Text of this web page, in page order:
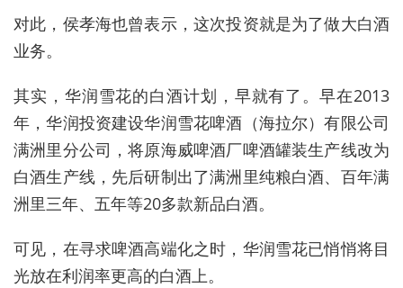
对此，侯孝海也曾表示，这次投资就是为了做大白酒
业务。
其实，华润雪花的白酒计划，早就有了。早在2013
年，华润投资建设华润雪花啤酒（海拉尔）有限公司
满洲里分公司，将原海威啤酒厂啤酒罐装生产线改为
白酒生产线，先后研制出了满洲里纯粮白酒、百年满
洲里三年、五年等20多款新品白酒。
可见，在寻求啤酒高端化之时，华润雪花已悄悄将目
光放在利润率更高的白酒上。